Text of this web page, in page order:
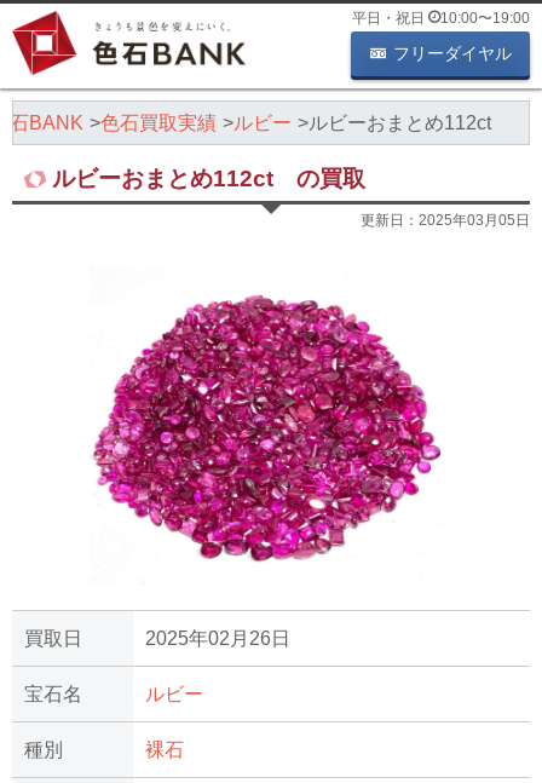
平日・祝日 10:00〜19:00
フリーダイヤル
石BANK 色石買取実績 ルビー ルビーおまとめ112ct
ルビーおまとめ112ct の買取
更新日： 2025年03月05日
買取日 2025年02月26日
宝石名 ルビー
種別 裸石